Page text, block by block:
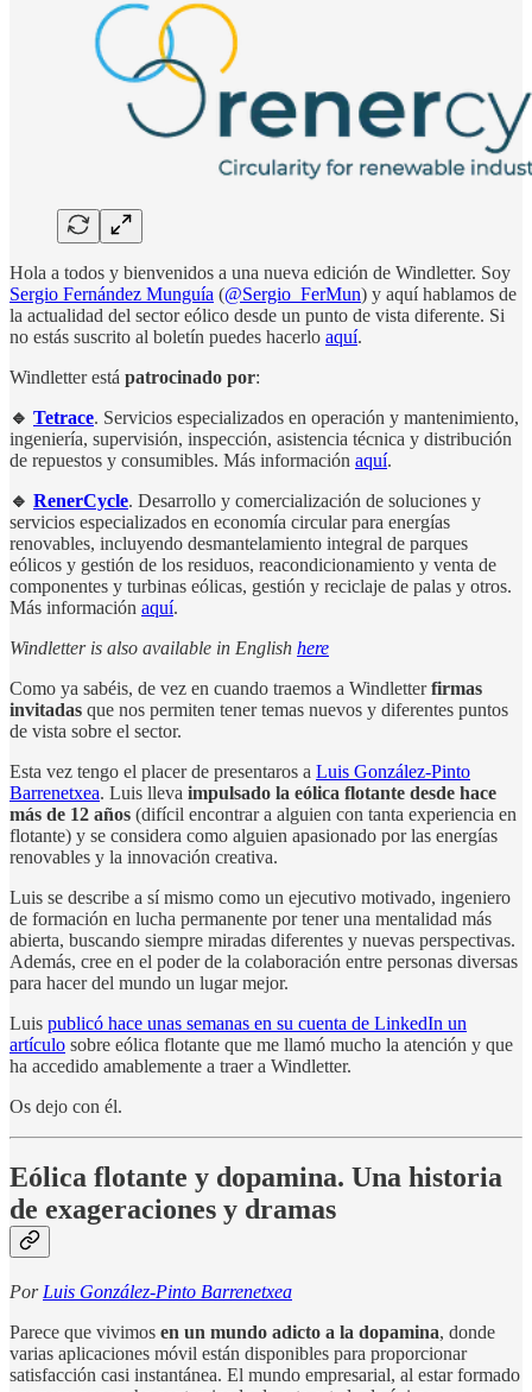
Hola a todos y bienvenidos a una nueva edición de Windletter. Soy
Sergio Fernández Munguía (@Sergio_FerMun) y aquí hablamos de
la actualidad del sector eólico desde un punto de vista diferente. Si
no estás suscrito al boletín puedes hacerlo aquí.
Windletter está patrocinado por:
🔹 Tetrace. Servicios especializados en operación y mantenimiento,
ingeniería, supervisión, inspección, asistencia técnica y distribución
de repuestos y consumibles. Más información aquí.
🔹 RenerCycle. Desarrollo y comercialización de soluciones y
servicios especializados en economía circular para energías
renovables, incluyendo desmantelamiento integral de parques
eólicos y gestión de los residuos, reacondicionamiento y venta de
componentes y turbinas eólicas, gestión y reciclaje de palas y otros.
Más información aquí.
Windletter is also available in English here
Como ya sabéis, de vez en cuando traemos a Windletterfirmas
invitadas que nos permiten tener temas nuevos y diferentes puntos
de vista sobre el sector.
Esta vez tengo el placer de presentaros a Luis González-Pinto
Barrenetxea. Luis lleva impulsado la eólica flotante desde hace
más de 12 años (difícil encontrar a alguien con tanta experiencia en
flotante) y se considera como alguien apasionado por las energías
renovables y la innovación creativa.
Luis se describe a sí mismo como un ejecutivo motivado, ingeniero
de formación en lucha permanente por tener una mentalidad más
abierta, buscando siempre miradas diferentes y nuevas perspectivas.
Además, cree en el poder de la colaboración entre personas diversas
para hacer del mundo un lugar mejor.
Luis publicó hace unas semanas en su cuenta de LinkedIn un
artículo sobre eólica flotante que me llamó mucho la atención y que
ha accedido amablemente a traer a Windletter.
Os dejo con él.
Eólica flotante y dopamina. Una historia
de exageraciones y dramas
Por Luis González-Pinto Barrenetxea
Parece que vivimos en un mundo adicto a la dopamina, donde
varias aplicaciones móvil están disponibles para proporcionar
satisfacción casi instantánea. El mundo empresarial, al estar formado